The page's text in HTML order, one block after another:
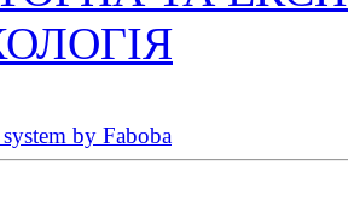
by Faboba